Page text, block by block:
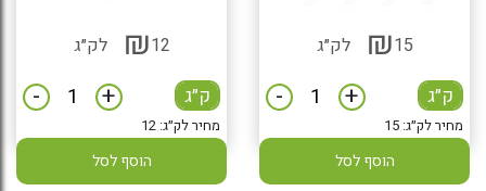
15
₪ לק״ג
ק״ג +
-
מחיר לק״ג: 15
הוסף לסל
12
₪ לק״ג
ק״ג +
-
מחיר לק״ג: 12
הוסף לסל